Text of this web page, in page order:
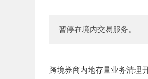
暂停在境内交易服务。
跨境券商内地存量业务清理